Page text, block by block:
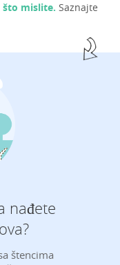
što mislite. Saznajte
nađete
štencima